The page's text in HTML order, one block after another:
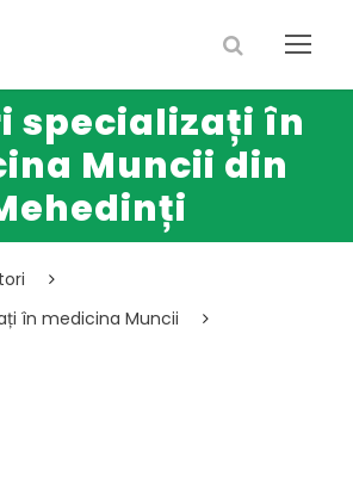
specializați în
Muncii din
în medicina Muncii